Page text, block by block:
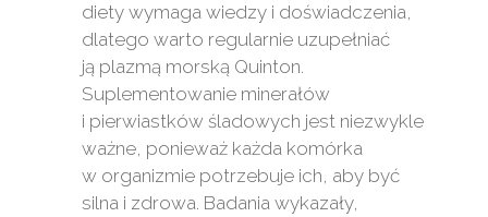
diety wymaga wiedzy i doświadczenia,
dlatego warto regularnie uzupełniać
ją plazmą morską Quinton.
Suplementowanie minerałów
i pierwiastków śladowych jest niezwykle
ważne, ponieważ każda komórka
w organizmie potrzebuje ich, aby być
silna i zdrowa. Badania wykazały,